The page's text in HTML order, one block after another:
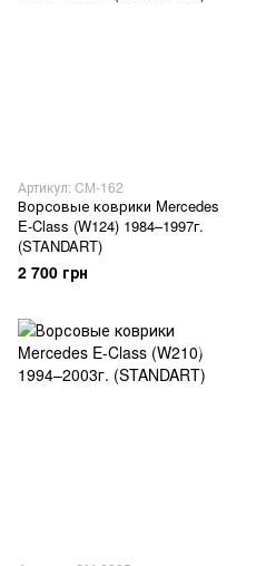
Артикул: CM-162
Ворсовые коврики Mercedes
E-Class (W124) 1984–1997г.
(STANDART)
2 700 грн